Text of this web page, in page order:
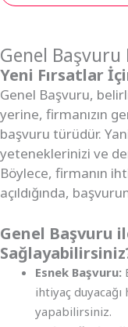
Genel Başvuru
Yeni Fırsatlar
Genel Başvuru,
yerine, firmanızın
başvuru türüdür.
yeteneklerinizi ve
Böylece, firmanın
açıldığında,
Genel Başvuru
Esnek Başvuru:
ihtiyaç
yapabilirsiniz.